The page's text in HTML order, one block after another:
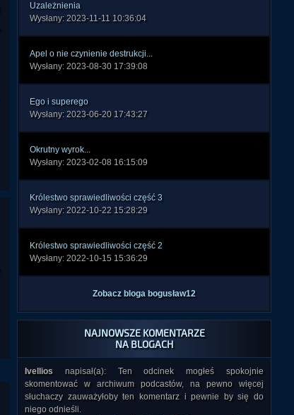
Uzależnienia
Wysłany: 2023-11-11 10:36:04
Apel o nie czynienie destrukcji...
Wysłany: 2023-08-30 17:39:08
Ego i superego
Wysłany: 2023-06-20 17:43:27
Okrutny wyrok...
Wysłany: 2023-02-08 16:15:09
Królestwo sprawiedliwości część 3
Wysłany: 2022-10-22 15:28:29
Królestwo sprawiedliwości część 2
Wysłany: 2022-10-15 15:36:29
Zobacz bloga bogusław12
NAJNOWSZE KOMENTARZE
NA BLOGACH
Ivellios napisał(a): Ten odcinek mogłeś spokojnie
skomentować w archiwum podcastów, na pewno więcej
słuchaczy zauważyłoby ten komentarz i pewnie by się do
niego odnieśli.